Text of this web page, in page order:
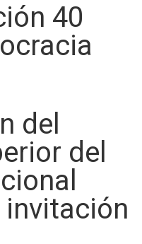
40
del
del